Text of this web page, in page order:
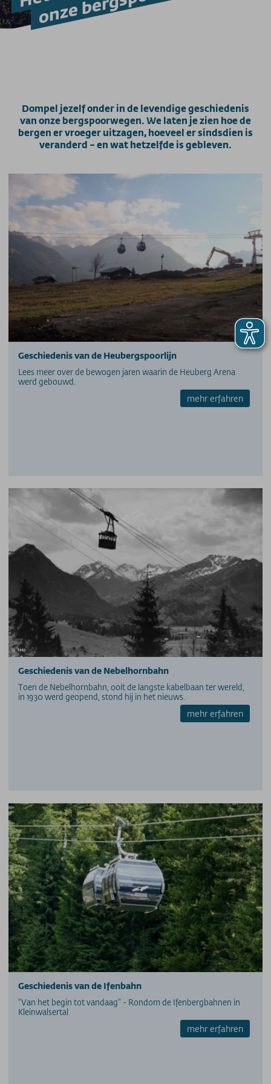
Bergspoorweg Onbeperkt
Downloaden
Nieuwsbrief
Video's
Weer
wifi
PRIJSINFORMATIE
Prijzen - Nebelhornbahn
Prijzen - Fellhorn/Kanzelwand
Prijzen - Söllereckbahn
Prijzen - Walmendingerhorn-kabelbaan
Prijzen - Heuberg
Prijzen - Ifenbahn
Seizoenkaart
Supersnow jaar- en seizoenkaart
Allgäuer Gletscher Card-abonnement
Allgäu 365+ jaarkaart
Gipfel(S)pass meerdaagse tickets
GUT-Ticket meerdaagse tickets
contactpersoon
Technische gegevens
Vacatures
PARTNERS/LINKS
SOS / Notfallnummern
Dompel jezelf onder in de levendige geschiedenis
van onze bergspoorwegen. We laten je zien hoe de
bergen er vroeger uitzagen, hoeveel er sindsdien is
veranderd – en wat hetzelfde is gebleven.
Geschiedenis van de Heubergspoorlijn
Lees meer over de bewogen jaren waarin de Heuberg Arena
werd gebouwd.
mehr erfahren
Geschiedenis van de Nebelhornbahn
Toen de Nebelhornbahn, ooit de langste kabelbaan ter wereld,
in 1930 werd geopend, stond hij in het nieuws.
mehr erfahren
Geschiedenis van de Ifenbahn
"Van het begin tot vandaag" - Rondom de Ifenbergbahnen in
Kleinwalsertal
mehr erfahren